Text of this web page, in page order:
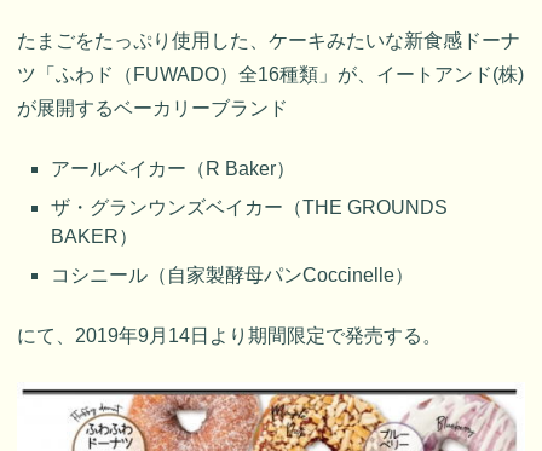
たまごをたっぷり使用した、ケーキみたいな新食感ドーナ
ツ「ふわド（FUWADO）全16種類」が、イートアンド(株)
が展開するベーカリーブランド
アールベイカー（R Baker）
ザ・グランウンズベイカー（THE GROUNDS
BAKER）
コシニール（自家製酵母パンCoccinelle）
にて、2019年9月14日より期間限定で発売する。